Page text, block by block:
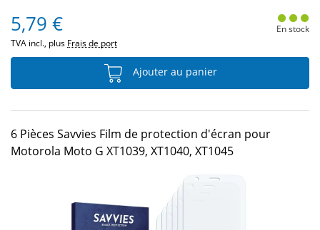
5,79 €
TVA incl., plus Frais de port
En stock
Ajouter au panier
6 Pièces Savvies Film de protection d'écran pour
Motorola Moto G XT1039, XT1040, XT1045